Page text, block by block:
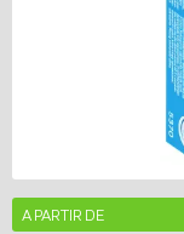
A PARTIR DE